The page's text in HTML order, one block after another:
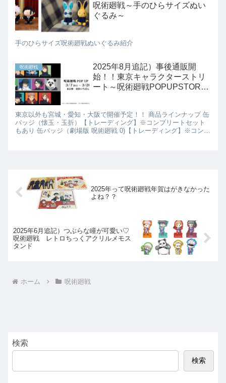
呪術廻戦～手のひらサイズぬい
ぐるみ～
手のひらサイズ呪術廻戦ぬいぐるみ紹介
呪術廻戦
2025年8月追記）事後通販開
始！！東京キャラクターストリ
ート～呪術廻戦POPUPSTORE
東京以外も宮城・愛知・大阪で開催予定！！ 商品ラインナップ 缶
バッジ（懐玉・玉折）【トレーディング】※コンプリートセット
もあり 缶バッジ（劇場版 呪術廻戦 0)【トレーディング】※コンプ
2025年って呪術廻戦年賀はがきなかった
よね？？
2025年6月追記）つぶらな瞳が可愛い♡
呪術廻戦 レトロちっくアクリルメモス
タンド
ホーム 呪術廻戦
検索
検索